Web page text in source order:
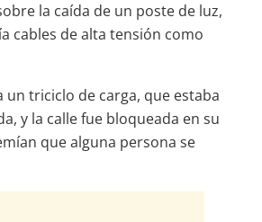
la caída de un poste de luz,
cables de alta tensión como
un triciclo de carga, que estaba
y la calle fue bloqueada en su
que alguna persona se